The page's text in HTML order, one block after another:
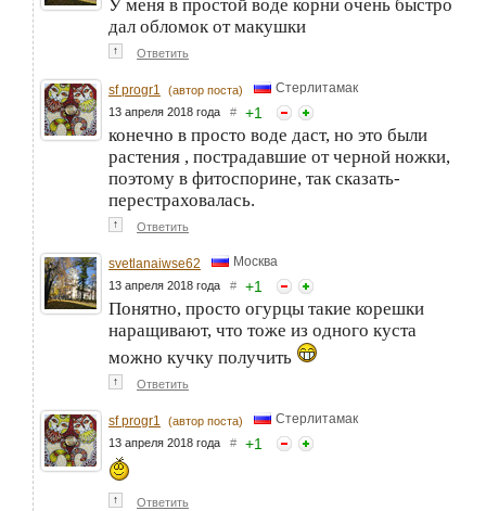
У меня в простой воде корни очень быстро
дал обломок от макушки
↑ Ответить
sf progr1 (автор поста) Стерлитамак
13 апреля 2018 года # +1
конечно в просто воде даст, но это были
растения , пострадавшие от черной ножки,
поэтому в фитоспорине, так сказать-
перестраховалась.
↑ Ответить
svetlanaiwse62 Москва
13 апреля 2018 года # +1
Понятно, просто огурцы такие корешки
наращивают, что тоже из одного куста
можно кучку получить
↑ Ответить
sf progr1 (автор поста) Стерлитамак
13 апреля 2018 года # +1
↑ Ответить